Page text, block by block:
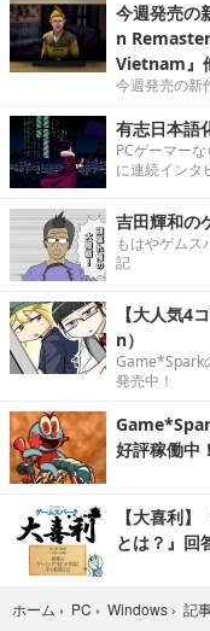
今週発売の
n
Vietnam』
今週発売の新
有志日本語
PCゲーマー
に連続インタ
吉田輝和の
もはやゲムス
記
【大人気
n）
Game*Spark
発売中！
好評稼働中！
【大喜利
とは？』回
ホーム › PC › Windows › 記